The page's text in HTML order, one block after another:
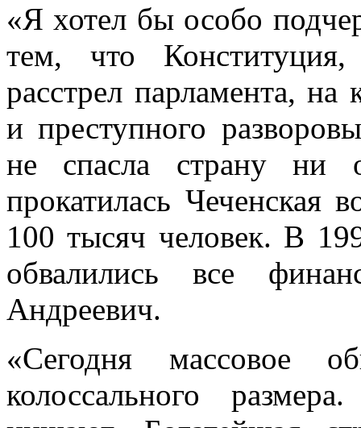
«Я хотел бы особо
тем, что
расстрел парламента, на
и преступного
не спасла страну ни
прокатилась Чеченская
100 тысяч человек. В
обвалились все
Андреевич.
«Сегодня массовое
колоссального